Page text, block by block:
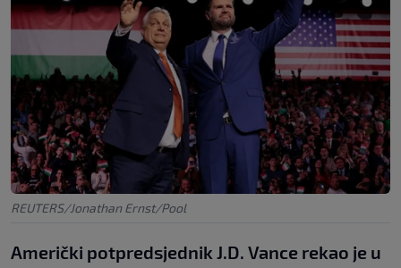
REUTERS/Jonathan Ernst/Pool
Američki potpredsjednik J.D. Vance rekao je u